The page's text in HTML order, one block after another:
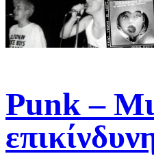
Punk –